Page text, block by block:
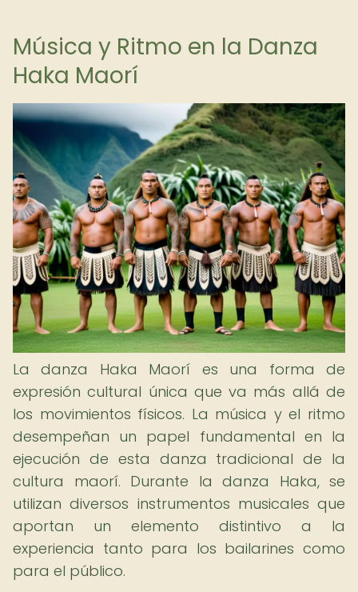
Música y Ritmo en la Danza
Haka Maorí
La danza Haka Maorí es una forma de
expresión cultural única que va más allá de
los movimientos físicos. La música y el ritmo
desempeñan un papel fundamental en la
ejecución de esta danza tradicional de la
cultura maorí. Durante la danza Haka, se
utilizan diversos instrumentos musicales que
aportan un elemento distintivo a la
experiencia tanto para los bailarines como
para el público.